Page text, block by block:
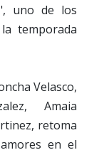
uno de los
temporada
Velasco,
Amaia
retoma
en el